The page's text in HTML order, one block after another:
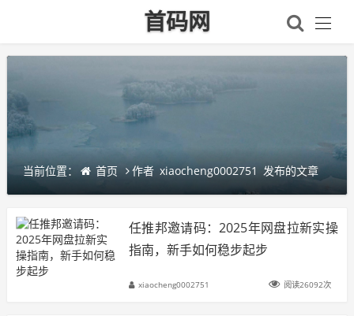
首码网
当前位置： 首页 作者 xiaocheng0002751 发布的文章
任推邦邀请码：2025年网盘拉新实操
指南，新手如何稳步起步
xiaocheng0002751 阅读26092次